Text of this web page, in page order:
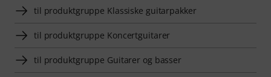
til produktgruppe Klassiske guitarpakker
til produktgruppe Koncertguitarer
til produktgruppe Guitarer og basser